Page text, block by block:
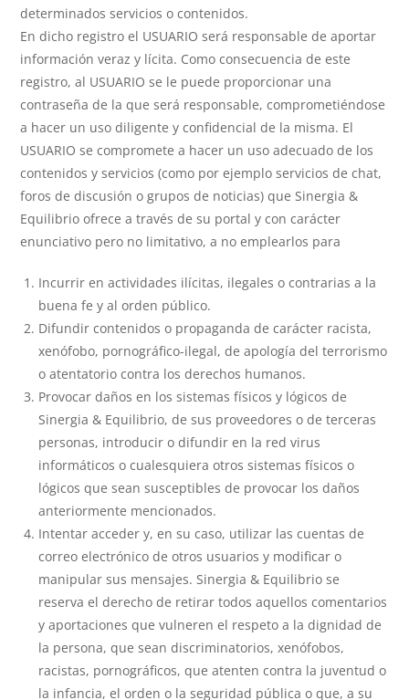
determinados servicios o contenidos.
En dicho registro el USUARIO será responsable de aportar
información veraz y lícita. Como consecuencia de este
registro, al USUARIO se le puede proporcionar una
contraseña de la que será responsable, comprometiéndose
a hacer un uso diligente y confidencial de la misma. El
USUARIO se compromete a hacer un uso adecuado de los
contenidos y servicios (como por ejemplo servicios de chat,
foros de discusión o grupos de noticias) que Sinergia &
Equilibrio ofrece a través de su portal y con carácter
enunciativo pero no limitativo, a no emplearlos para
Incurrir en actividades ilícitas, ilegales o contrarias a la
buena fe y al orden público.
Difundir contenidos o propaganda de carácter racista,
xenófobo, pornográfico-ilegal, de apología del terrorismo
o atentatorio contra los derechos humanos.
Provocar daños en los sistemas físicos y lógicos de
Sinergia & Equilibrio, de sus proveedores o de terceras
personas, introducir o difundir en la red virus
informáticos o cualesquiera otros sistemas físicos o
lógicos que sean susceptibles de provocar los daños
anteriormente mencionados.
Intentar acceder y, en su caso, utilizar las cuentas de
correo electrónico de otros usuarios y modificar o
manipular sus mensajes. Sinergia & Equilibrio se
reserva el derecho de retirar todos aquellos comentarios
y aportaciones que vulneren el respeto a la dignidad de
la persona, que sean discriminatorios, xenófobos,
racistas, pornográficos, que atenten contra la juventud o
la infancia, el orden o la seguridad pública o que, a su